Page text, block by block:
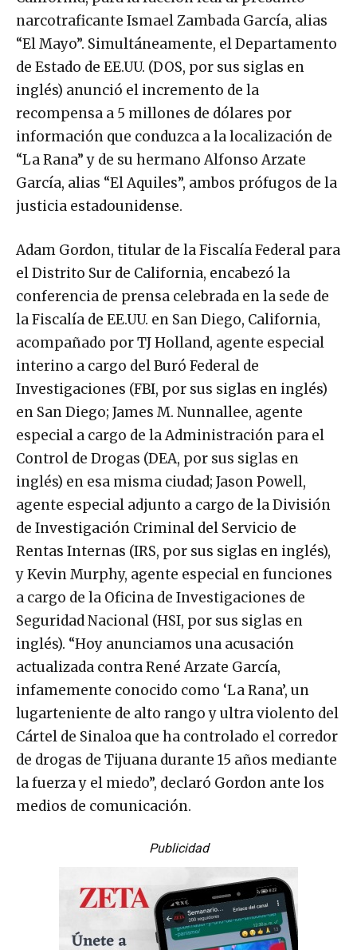
narcotraficante Ismael Zambada García, alias
“El Mayo”. Simultáneamente, el Departamento
de Estado de EE.UU. (DOS, por sus siglas en
inglés) anunció el incremento de la
recompensa a 5 millones de dólares por
información que conduzca a la localización de
“La Rana” y de su hermano Alfonso Arzate
García, alias “El Aquiles”, ambos prófugos de la
justicia estadounidense.
Adam Gordon, titular de la Fiscalía Federal para
el Distrito Sur de California, encabezó la
conferencia de prensa celebrada en la sede de
la Fiscalía de EE.UU. en San Diego, California,
acompañado por TJ Holland, agente especial
interino a cargo del Buró Federal de
Investigaciones (FBI, por sus siglas en inglés)
en San Diego; James M. Nunnallee, agente
especial a cargo de la Administración para el
Control de Drogas (DEA, por sus siglas en
inglés) en esa misma ciudad; Jason Powell,
agente especial adjunto a cargo de la División
de Investigación Criminal del Servicio de
Rentas Internas (IRS, por sus siglas en inglés),
y Kevin Murphy, agente especial en funciones
a cargo de la Oficina de Investigaciones de
Seguridad Nacional (HSI, por sus siglas en
inglés). “Hoy anunciamos una acusación
actualizada contra René Arzate García,
infamemente conocido como ‘La Rana’, un
lugarteniente de alto rango y ultra violento del
Cártel de Sinaloa que ha controlado el corredor
de drogas de Tijuana durante 15 años mediante
la fuerza y el miedo”, declaró Gordon ante los
medios de comunicación.
Publicidad